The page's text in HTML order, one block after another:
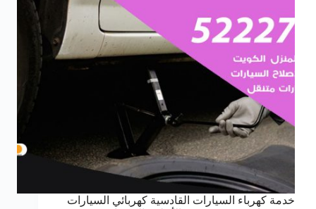
خدمة كهرباء السيارات القادسية كهربائي السيارات